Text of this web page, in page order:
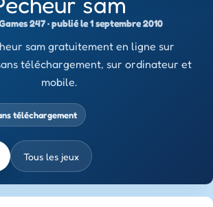
247 · publié le 1 septembre 2010
sam gratuitement en ligne sur
téléchargement, sur ordinateur et
mobile.
téléchargement
Tous les jeux